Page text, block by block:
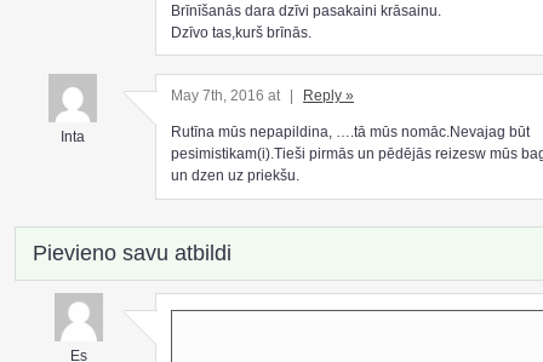
Brīnīšanās dara dzīvi pasakaini krāsainu.
Dzīvo tas,kurš brīnās.
Inta
May 7th, 2016 at Reply »
Rutīna mūs nepapildina, ….tā mūs nomāc.Nevajag būt
pesimistikam(i).Tieši pirmās un pēdējās reizesw mūs
un dzen uz priekšu.
Pievieno savu atbildi
Es